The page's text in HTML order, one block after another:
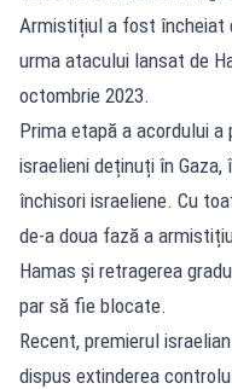
Armistițiul a fost încheiat
urma atacului lansat de
octombrie 2023.
Prima etapă a acordului
israelieni deținuți în
închisori israeliene. Cu
de-a doua fază a
Hamas și retragerea
par să fie blocate.
Recent, premierul
dispus extinderea